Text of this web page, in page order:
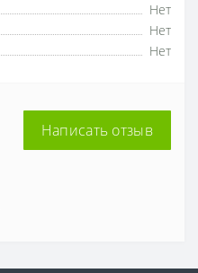
Нет
Нет
Нет
Написать отзыв